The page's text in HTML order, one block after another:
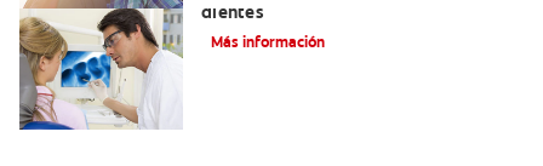
dientes
Más información